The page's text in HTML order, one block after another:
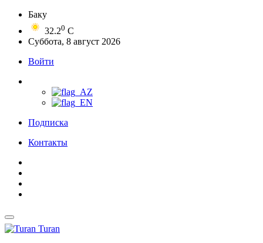
Баку
32.20 C
Суббота, 8 август 2026
Войти
Подписка
Контакты
Turan